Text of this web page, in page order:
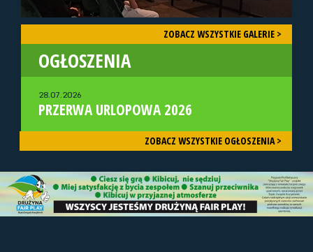
ZOBACZ WSZYSTKIE GALERIE >
OGŁOSZENIA
28.07.2026
PRZERWA URLOPOWA 2026
ZOBACZ WSZYSTKIE OGŁOSZENIA >